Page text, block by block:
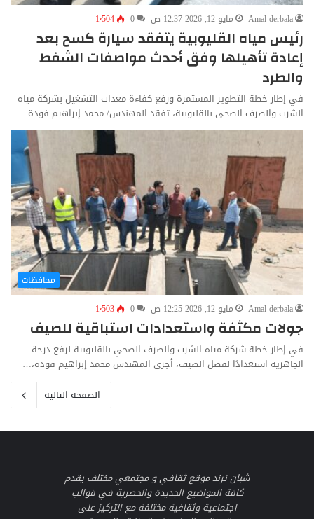
Amal derbala
مايو 12, 2026 12:37 ص 0 1٬504
رئيس مياه القليوبية يتفقد سيارة كسح بعد
إعادة تأهيلها وفق أحدث مواصفات الشفط
والطرد
في إطار خطة التطوير المستمرة ورفع كفاءة معدات التشغيل بشركة مياه
الشرب والصرف الصحي بالقليوبية، تفقد المهندس/ محمد إبراهيم فودة…
محافظات
Amal derbala
مايو 12, 2026 12:25 ص 0 1٬503
جولات مكثفة واستعدادات استباقية للصيف
في إطار خطة شركة مياه الشرب والصرف الصحي بالقليوبية لرفع درجة
الجاهزية استعدادًا لفصل الصيف، أجرى المهندس محمد إبراهيم فودة،…
الصفحة التالية
شبان ترند موقع ثقافي و مجتمعي مختلف يقدم
كافة المواضيع الجديدة والحصرية في قوالب
اجتماعية وثقافية مختلفة مع التركيز على